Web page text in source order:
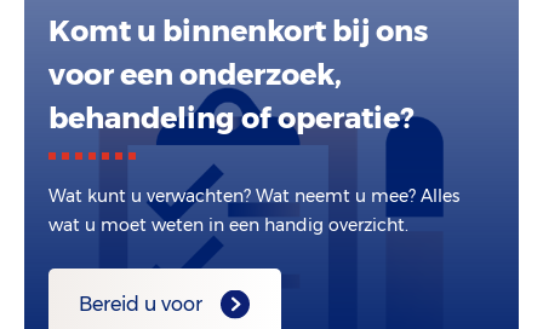
Komt u binnenkort bij ons
voor een onderzoek,
behandeling of operatie?
Wat kunt u verwachten? Wat neemt u mee? Alles
wat u moet weten in een handig overzicht.
Bereid u voor